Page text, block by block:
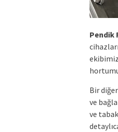
Pendik
Bir
ve
ve